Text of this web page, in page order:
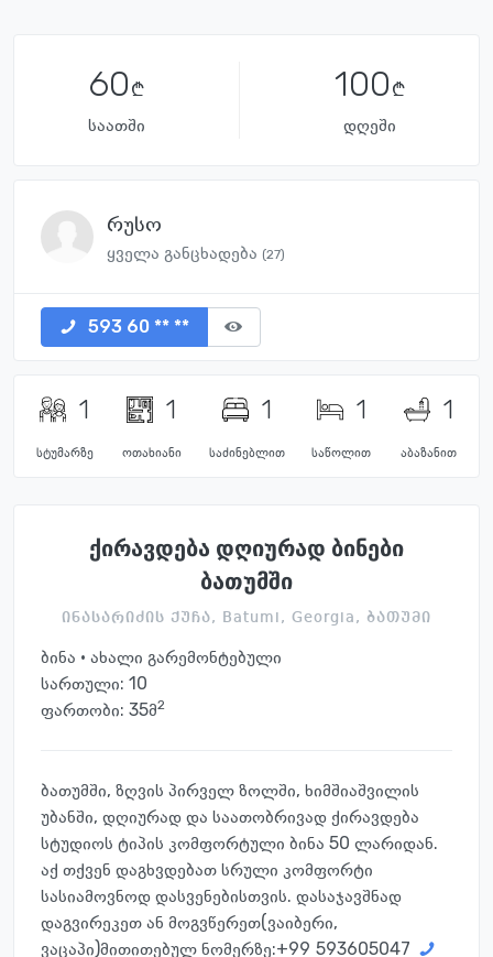
60
საათში
100
დღეში
რუსო
ყველა განცხადება (27)
593 60 ** **
1
სტუმარზე
1
ოთახიანი
1
საძინებლით
1
საწოლით
1
აბაზანით
ქირავდება დღიურად ბინები
ბათუმში
ინასარიძის ქუჩა, Batumi, Georgia, ბათუმი
ბინა · ახალი გარემონტებული
სართული: 10
ფართობი: 35მ2
ბათუმში, ზღვის პირველ ზოლში, ხიმშიაშვილის
უბანში, დღიურად და საათობრივად ქირავდება
სტუდიოს ტიპის კომფორტული ბინა 50 ლარიდან.
აქ თქვენ დაგხვდებათ სრული კომფორტი
სასიამოვნოდ დასვენებისთვის. დასაჯავშნად
დაგვირეკეთ ან მოგვწერეთ(ვაიბერი,
ვაცაპი)მითითებულ ნომერზე:+99 593605047